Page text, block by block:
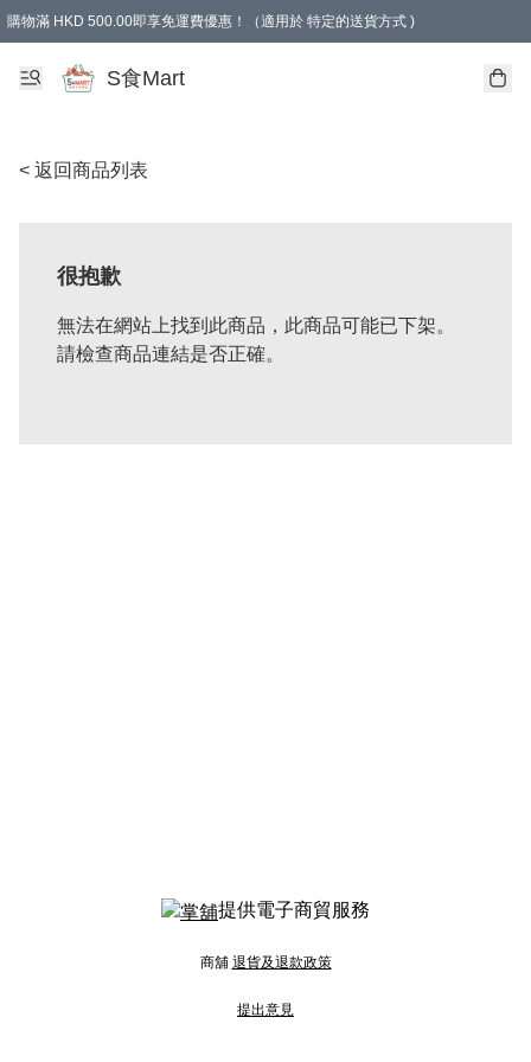
購物滿 HKD 500.00即享免運費優惠！（適用於 特定的送貨方式 )
S食Mart
< 返回商品列表
很抱歉
無法在網站上找到此商品，此商品可能已下架。
請檢查商品連結是否正確。
提供電子商貿服務
商舖 退貨及退款政策
提出意見